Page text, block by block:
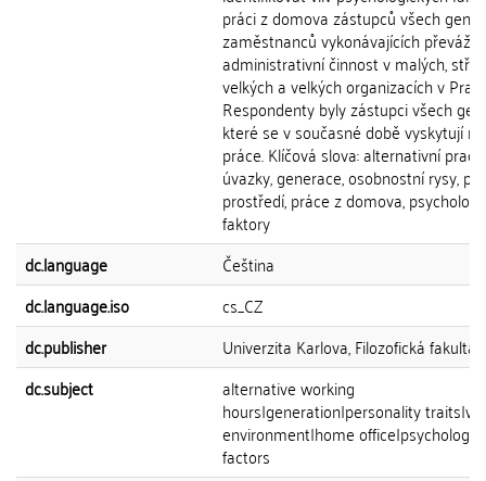
práci z domova zástupců všech
zaměstnanců vykonávajících
administrativní činnost v malých,
velkých a velkých organizacích v
Respondenty byly zástupci všech
které se v současné době vyskytují
práce. Klíčová slova: alternativní
úvazky, generace, osobnostní rysy,
prostředí, práce z domova,
faktory
dc.language
Čeština
dc.language.iso
cs_CZ
dc.publisher
Univerzita Karlova, Filozofická fakulta
dc.subject
alternative working
hours|generation|personality
environment|home
factors